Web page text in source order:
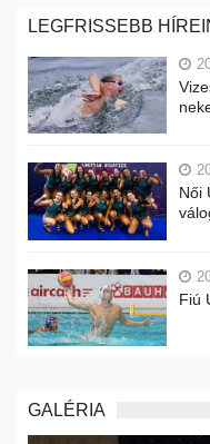
LEGFRISSEBB
Női
Fiú
GALÉRIA